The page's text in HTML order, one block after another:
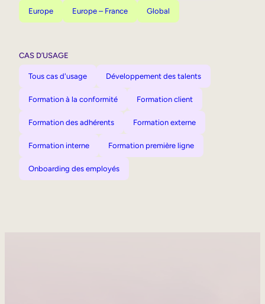
Europe Europe – France Global
CAS D’USAGE
Tous cas d'usage Développement des talents
Formation à la conformité Formation client
Formation des adhérents Formation externe
Formation interne Formation première ligne
Onboarding des employés